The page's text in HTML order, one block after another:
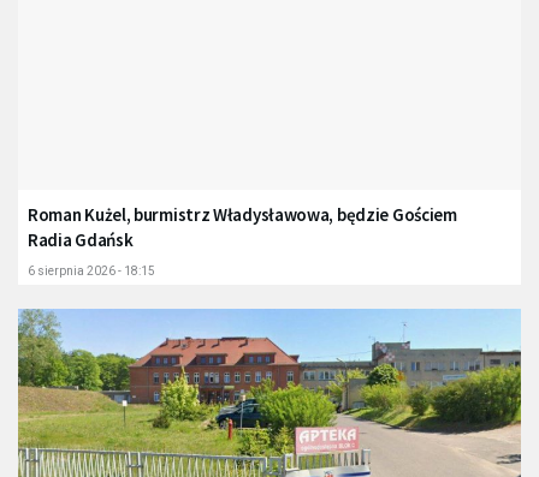
Roman Kużel, burmistrz Władysławowa, będzie Gościem
Radia Gdańsk
6 sierpnia 2026 - 18:15